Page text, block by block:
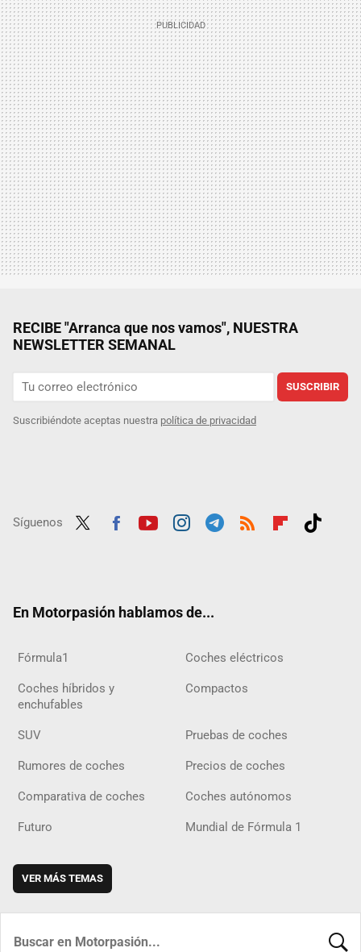
RECIBE "Arranca que nos vamos", NUESTRA
NEWSLETTER SEMANAL
SUSCRIBIR
Suscribiéndote aceptas nuestra política de privacidad
Síguenos
En Motorpasión hablamos de...
Fórmula1 Coches eléctricos
Coches híbridos y
enchufables
Compactos
SUV Pruebas de coches
Rumores de coches Precios de coches
Comparativa de coches Coches autónomos
Futuro Mundial de Fórmula 1
VER MÁS TEMAS